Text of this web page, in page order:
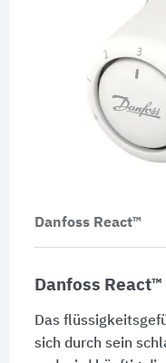
Danfoss React™
Danfoss React™
Das
sich durch sein